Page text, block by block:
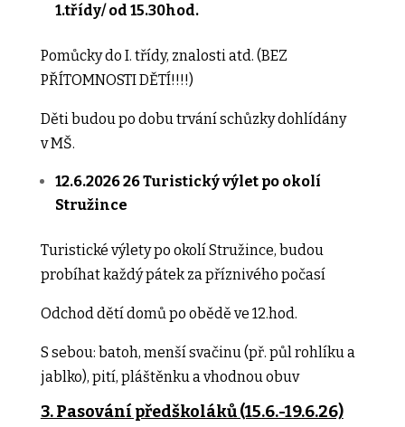
1.třídy/ od 15.30hod.
Pomůcky do I. třídy, znalosti atd. (BEZ
PŘÍTOMNOSTI DĚTÍ!!!!)
Děti budou po dobu trvání schůzky dohlídány
v MŠ.
12.6.202626 Turistický výlet po okolí
Stružince
Turistické výlety po okolí Stružince, budou
probíhat každý pátek za příznivého počasí
Odchod dětí domů po obědě ve 12.hod.
S sebou: batoh, menší svačinu (př. půl rohlíku a
jablko), pití, pláštěnku a vhodnou obuv
3. Pasování předškoláků (15.6.-19.6.26)